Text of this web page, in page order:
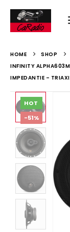
HOME SHOP
INFINITY
IMPEDANTIE –
HOT
-51%